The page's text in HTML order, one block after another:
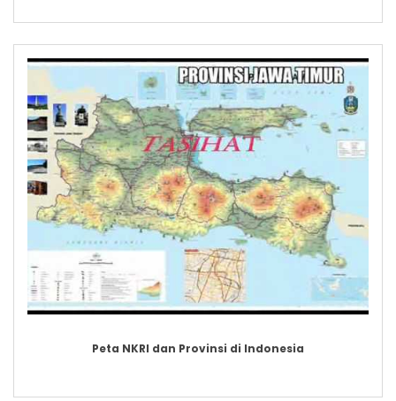
Peta NKRI dan Provinsi di Indonesia